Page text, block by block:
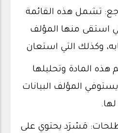
تشمل هذه القائمة
استقى منها المؤلف
وكذلك التي استعان
المادة وتحليلها
المؤلف البيانات
لها.
مَسْرَد يحتوي على